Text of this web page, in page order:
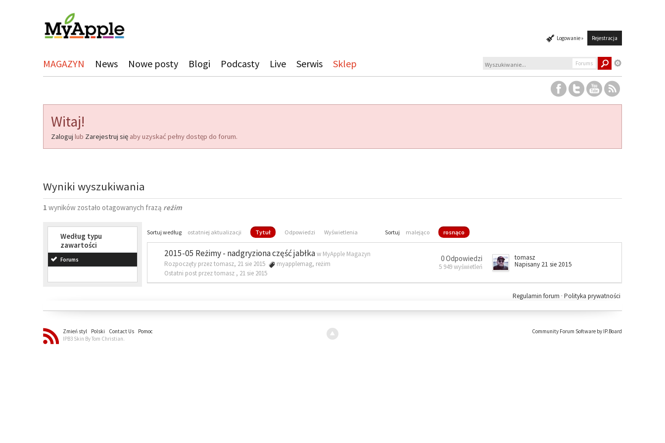
Logowanie » Rejestracja
MAGAZYN News Nowe posty Blogi Podcasty Live Serwis Sklep Forums
Witaj!
Zaloguj lub Zarejestruj się aby uzyskać pełny dostęp do forum.
Wyniki wyszukiwania
1 wyników zostało otagowanych frazą reżim
Według typu
zawartości
Forums
Sortuj według ostatniej aktualizacji Tytuł Odpowiedzi Wyświetlenia Sortuj malejąco rosnąco
2015-05 Reżimy - nadgryziona część jabłkaw MyApple Magazyn
Rozpoczęty przez tomasz, 21 sie 2015
myapplemag, reżim
Ostatni post przez tomasz , 21 sie 2015
0 Odpowiedzi
5 949 wyświetleń
tomasz
Napisany 21 sie 2015
Polityka prywatności
Regulamin forum ·
Zmień styl Polski Contact Us
Pomoc
IPB3 Skin By Tom Christian.
Community Forum Software by IP.Board